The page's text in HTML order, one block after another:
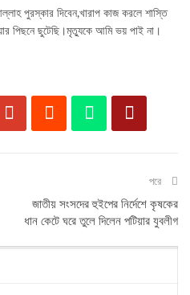
পুরস্কার দিবেন,খারাপ কাজ করলে শাস্তি
পিছনে ছুটেছি।মৃত্যুকে আমি ভয় পাই না।
পরে
জাতীয় সংসদের হুইপের নির্দেশে কৃষকের
ধান কেটে ঘরে তুলে দিলেন পটিয়ার যুবলীগ